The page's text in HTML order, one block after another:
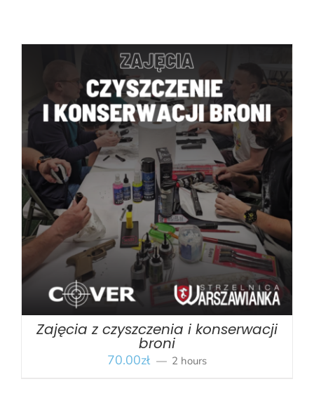
BOOK / SZCZEGÓŁY
Zajęcia z czyszczenia i konserwacji
broni
70.00zł 2 hours